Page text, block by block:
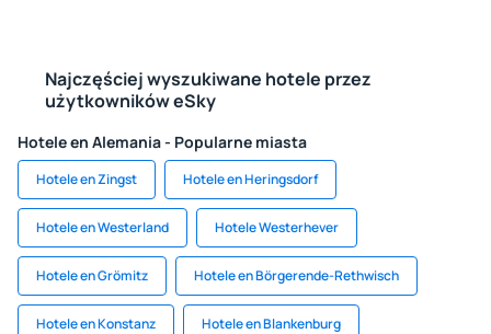
Najczęściej wyszukiwane hotele przez
użytkowników eSky
Hotele en Alemania - Popularne miasta
Hotele en Zingst Hotele en Heringsdorf
Hotele en Westerland Hotele Westerhever
Hotele en Grömitz Hotele en Börgerende-Rethwisch
Hotele en Konstanz Hotele en Blankenburg